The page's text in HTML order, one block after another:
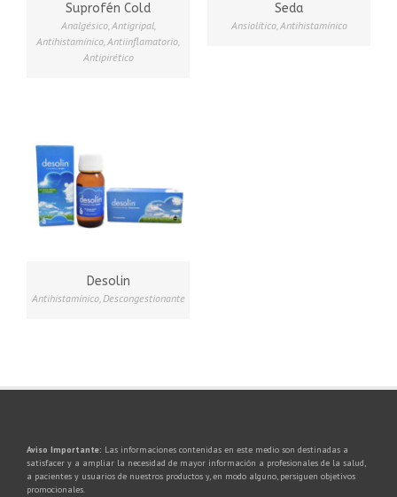
Suprofén Cold
Analgésico,Antigripal,
Antihistamínico,Antiinflamatorio,
Antipirético
Seda
Ansiolítico,Antihistamínico
Desolin
Antihistamínico,Descongestionante
Aviso Importante: Las informaciones contenidas en este medio son destinadas a
satisfacer y a ampliar la necesidad de mayor información a profesionales de la salud,
a pacientes y usuarios de nuestros productos y, en modo alguno, persiguen objetivos
promocionales.